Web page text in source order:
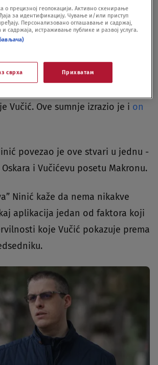
misli na Skaj aplikaciju, koju su
“probili”, a odakle se rodio slučaj
je iz Skaj aplikacije
klanom Darka Šarića, a tu se
Vučić. Ove sumnje izrazio je i on
povezao je ove stvari u jednu -
i Vučićevu posetu Makronu.
Ninić kaže da nema nikakve
aplikacija jedan od faktora koji
koje Vučić pokazuje prema
о прецизној геолокацији. Активно скенирање
за идентификацију. Чување и/или приступ
Персонализовано оглашавање и садржај,
садржаја, истраживање публике и развој услуга.
сврха Прихватам